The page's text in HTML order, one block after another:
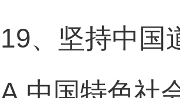
19、坚持中国